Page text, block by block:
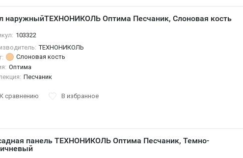
наружныйТЕХНОНИКОЛЬ Оптима Песчаник, Слоновая кость
103322
ТЕХНОНИКОЛЬ
Слоновая кость
Оптима
Песчаник
К сравнению В избранное
панель ТЕХНОНИКОЛЬ Оптима Песчаник, Темно-